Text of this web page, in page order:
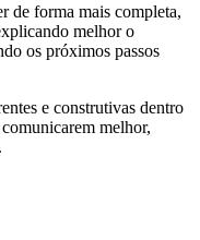
de forma mais completa,
melhor o
os próximos passos
e construtivas dentro
melhor,